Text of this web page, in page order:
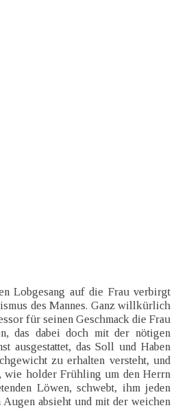
Lobgesang auf die Frau verbirgt
des Mannes. Ganz willkürlich
für seinen Geschmack die Frau
das dabei doch mit der nötigen
ausgestattet, das Soll und Haben
zu erhalten versteht, und
wie holder Frühling um den Herrn
Löwen, schwebt, ihm jeden
Augen absieht und mit der weichen